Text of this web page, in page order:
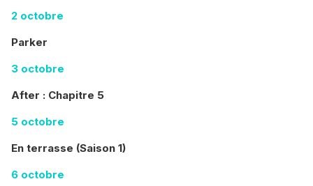
2 octobre
Parker
3 octobre
After : Chapitre 5
5 octobre
En terrasse (Saison 1)
6 octobre